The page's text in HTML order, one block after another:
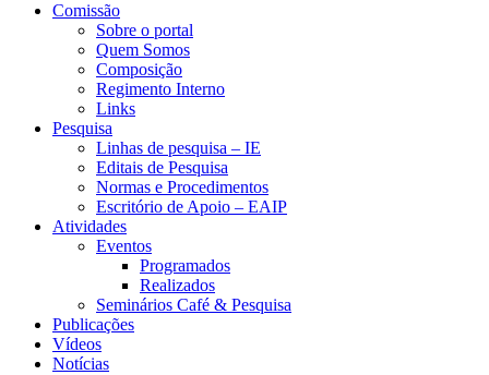
Comissão
Sobre o portal
Quem Somos
Composição
Regimento Interno
Links
Pesquisa
Linhas de pesquisa – IE
Editais de Pesquisa
Normas e Procedimentos
Escritório de Apoio – EAIP
Atividades
Eventos
Programados
Realizados
Seminários Café & Pesquisa
Publicações
Vídeos
Notícias